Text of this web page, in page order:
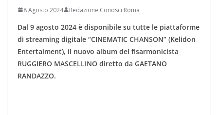
8 Agosto 2024 Redazione Conosci Roma
Dal 9 agosto 2024 è disponibile su tutte le piattaforme
di streaming digitale “CINEMATIC CHANSON” (Kelidon
Entertaiment), il nuovo album del fisarmonicista
RUGGIERO MASCELLINO diretto da GAETANO
RANDAZZO.